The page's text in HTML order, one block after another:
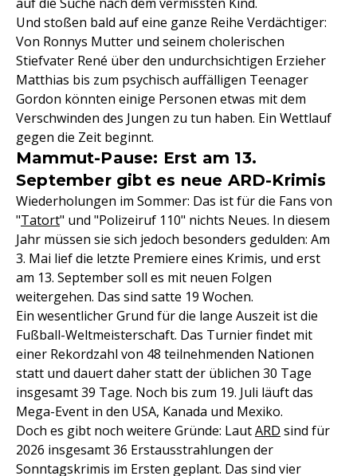
Und stoßen bald auf eine ganze Reihe Verdächtiger:
Von Ronnys Mutter und seinem cholerischen
Stiefvater René über den undurchsichtigen Erzieher
Matthias bis zum psychisch auffälligen Teenager
Gordon könnten einige Personen etwas mit dem
Verschwinden des Jungen zu tun haben. Ein Wettlauf
gegen die Zeit beginnt.
Mammut-Pause: Erst am 13.
September gibt es neue ARD-Krimis
Wiederholungen im Sommer: Das ist für die Fans von
"Tatort" und "Polizeiruf 110" nichts Neues. In diesem
Jahr müssen sie sich jedoch besonders gedulden: Am
3. Mai lief die letzte Premiere eines Krimis, und erst
am 13. September soll es mit neuen Folgen
weitergehen. Das sind satte 19 Wochen.
Ein wesentlicher Grund für die lange Auszeit ist die
Fußball-Weltmeisterschaft. Das Turnier findet mit
einer Rekordzahl von 48 teilnehmenden Nationen
statt und dauert daher statt der üblichen 30 Tage
insgesamt 39 Tage. Noch bis zum 19. Juli läuft das
Mega-Event in den USA, Kanada und Mexiko.
Doch es gibt noch weitere Gründe: LautARD sind für
2026 insgesamt 36 Erstausstrahlungen der
Sonntagskrimis im Ersten geplant. Das sind vier